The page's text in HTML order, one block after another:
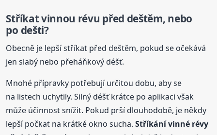
Stříkat vinnou révu před deštěm, nebo
po dešti?
Obecně je lepší stříkat před deštěm, pokud se očekává
jen slabý nebo přeháňkový déšť.
Mnohé přípravky potřebují určitou dobu, aby se
na listech uchytily. Silný déšť krátce po aplikaci však
může účinnost snížit. Pokud prší dlouhodobě, je někdy
lepší počkat na krátké okno sucha.Stříkání vinné révy